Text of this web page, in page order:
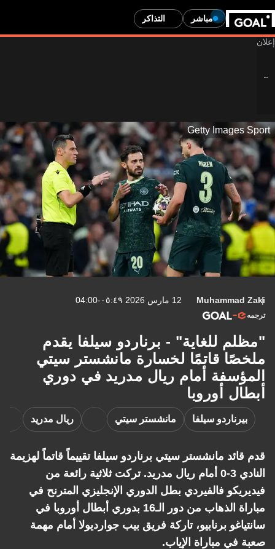
مباشر التذاكر
Getty Images Sport
Muhammad Zaki 12 مارس 2026 ٠٥:٤٩-04:00
ترجمه
"مظلم للغاية" - برناردو سيلفا يقدم
ملخصًا قاتمًا لخسارة مانشستر سيتي
المؤسفة أمام ريال مدريد في دوري
أبطال أوروبا
بيرناردو سيلفا مانشستر سيتي ريال مدريد
قدم قائد مانشستر سيتي برناردو سيلفا تقييماً قاتماً لهزيمة
النادي 3-0 أمام ريال مدريد. تركت ثلاثية رائعة من
فيديريكو فالفيردي بطل الدوري الإنجليزي المترنح في
مباراة الذهاب من دور الـ16 بدوري أبطال أوروبا في
سانتياغو برنابيو، تاركة فريق بيب جوارديولا أمام مهمة
صعبة في مباراة الإياب.